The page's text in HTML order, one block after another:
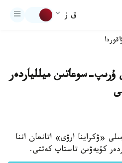
ق ز
اقوردا
ۇرىپ-سوعاتىن ميللياردەر
قازاقپارات - 2013-جىلى «ۋكراينا ارۋى» اتانعان اننا
كۇيەۋىن تاستاپ كەتتى.